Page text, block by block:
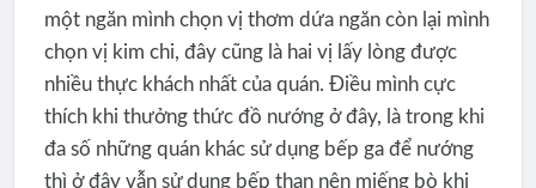
một ngăn mình chọn vị thơm dứa ngăn còn lại mình
chọn vị kim chi, đây cũng là hai vị lấy lòng được
nhiều thực khách nhất của quán. Điều mình cực
thích khi thưởng thức đồ nướng ở đây, là trong khi
đa số những quán khác sử dụng bếp ga để nướng
thì ở đây vẫn sử dụng bếp than nên miếng bò khi